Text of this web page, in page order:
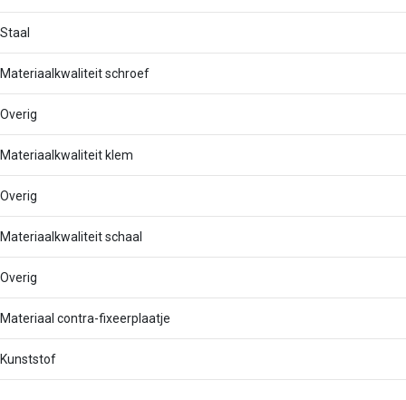
Staal
Materiaalkwaliteit schroef
Overig
Materiaalkwaliteit klem
Overig
Materiaalkwaliteit schaal
Overig
Materiaal contra-fixeerplaatje
Kunststof